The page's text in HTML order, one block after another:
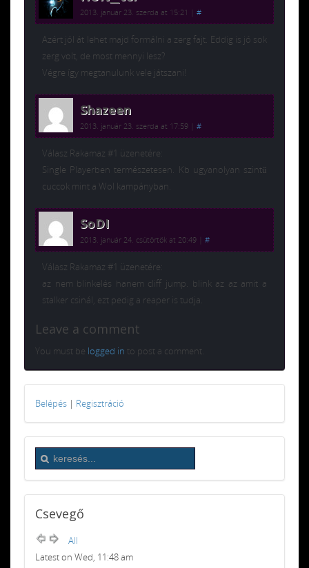
2013. január 23. szerda at 15:21 #
Azért jól át lehet majd formálni a zerg fajt. Eddig is jó sok
zerg volt, de most mennyi lesz?
Végre így megtanulunk vele játszani!
Shazeen
2013. január 23. szerda at 17:59 #
Válasz Rakamaz #1 üzenetére:
Single Playerben természetesen. Kb ugyanolyan szintű
cuccok mint a Wol kampányban.
SoDI
2013. január 24. csütörtök at 20:49 #
Válasz Rakamaz #1 üzenetére:
az nem blinkelés hanem cliff jump. blink az az amit a
stalker csinál, ezt pedig a reaper is tudja.
Leave a comment
You must be logged in to post a comment.
Belépés | Regisztráció
Csevegő
All
Latest on Wed, 11:48 am